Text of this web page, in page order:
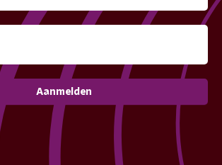
Aanmelden